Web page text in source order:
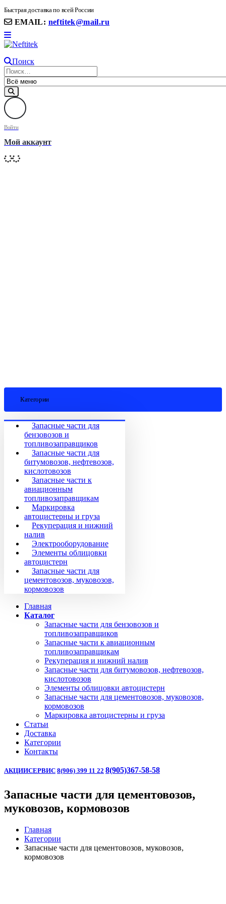
Быстрая доставка по всей России
EMAIL: neftitek@mail.ru
Поиск
Войти
Мой аккаунт
Категории
Запасные части для
бензовозов и
топливозаправщиков
Запасные части для
битумовозов, нефтевозов,
кислотовозов
Запасные части к
авиационным
топливозаправщикам
Маркировка
автоцистерны и груза
Рекуперация и нижний
налив
Электрооборудование
Элементы облицовки
автоцистерн
Запасные части для
цементовозов, муковозов,
кормовозов
Главная
Каталог
Запасные части для бензовозов и
топливозаправщиков
Запасные части к авиационным
топливозаправщикам
Рекуперация и нижний налив
Запасные части для битумовозов, нефтевозов,
кислотовозов
Элементы облицовки автоцистерн
Запасные части для цементовозов, муковозов,
кормовозов
Маркировка автоцистерны и груза
Статьи
Доставка
Категории
Контакты
АКЦИИСЕРВИС 8(906) 399 11 22 8(905)367-58-58
Запасные части для цементовозов,
муковозов, кормовозов
Главная
Категории
Запасные части для цементовозов, муковозов,
кормовозов
8(906) 399 11 22 | 8(905)367-58-58